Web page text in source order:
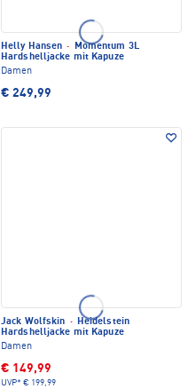
Helly Hansen ·
Momentum 3L
Hardshelljacke mit Kapuze
Damen
€ 249,99
Jack Wolfskin · Heidelstein
Hardshelljacke mit Kapuze
Damen
€ 149,99
UVP* € 199,99